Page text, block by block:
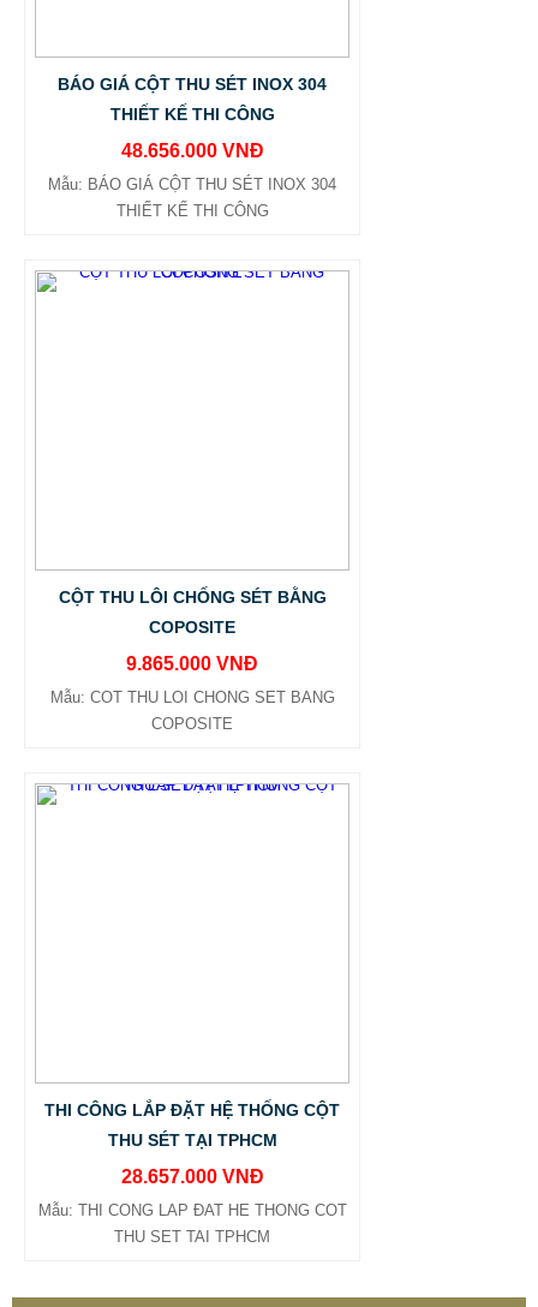
BÁO GIÁ CỘT THU SÉT INOX 304
THIẾT KẾ THI CÔNG
48.656.000 VNĐ
Mẫu: BÁO GIÁ CỘT THU SÉT INOX 304
THIẾT KẾ THI CÔNG
CỘT THU LÔI CHỐNG SÉT BẰNG
COPOSITE
9.865.000 VNĐ
Mẫu: COT THU LOI CHONG SET BANG
COPOSITE
THI CÔNG LẮP ĐẶT HỆ THỐNG CỘT
THU SÉT TẠI TPHCM
28.657.000 VNĐ
Mẫu: THI CONG LAP ĐAT HE THONG COT
THU SET TAI TPHCM